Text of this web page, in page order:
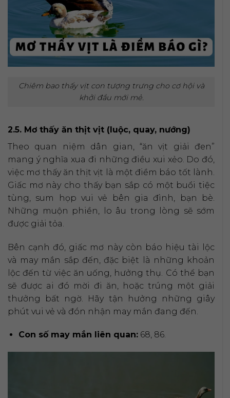
Chiêm bao thấy vịt con tượng trưng cho cơ hội và
khởi đầu mới mẻ.
2.5. Mơ thấy ăn thịt vịt (luộc, quay, nướng)
Theo quan niệm dân gian, “ăn vịt giải đen”
mang ý nghĩa xua đi những điều xui xẻo. Do đó,
việc mơ thấy ăn thịt vịt là một điềm báo tốt lành.
Giấc mơ này cho thấy bạn sắp có một buổi tiệc
tùng, sum họp vui vẻ bên gia đình, bạn bè.
Những muộn phiền, lo âu trong lòng sẽ sớm
được giải tỏa.
Bên cạnh đó, giấc mơ này còn báo hiệu tài lộc
và may mắn sắp đến, đặc biệt là những khoản
lộc đến từ việc ăn uống, hưởng thụ. Có thể bạn
sẽ được ai đó mời đi ăn, hoặc trúng một giải
thưởng bất ngờ. Hãy tận hưởng những giây
phút vui vẻ và đón nhận may mắn đang đến.
Con số may mắn liên quan:68, 86.